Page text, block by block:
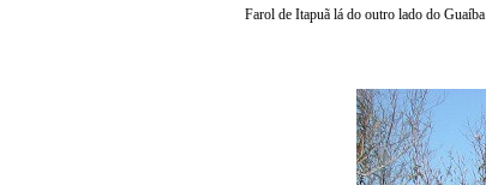
Farol de Itapuã lá do outro lado do Guaíba